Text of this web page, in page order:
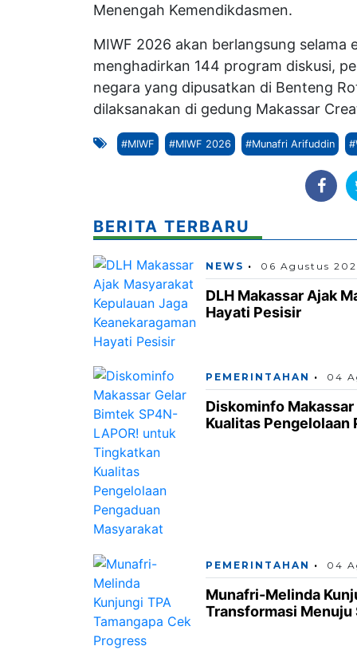
Menengah Kemendikdasmen.
MIWF 2026 akan berlangsung selama
menghadirkan 144 program diskusi,
negara yang dipusatkan di Benteng
dilaksanakan di gedung Makassar
#MIWF #MIWF 2026 #Munafri Arifuddin
BERITA TERBARU
NEWS 06 Agustus
DLH Makassar Ajak
Hayati Pesisir
PEMERINTAHAN 04
Diskominfo
Kualitas Pengelolaan
PEMERINTAHAN 04
Munafri-Melinda
Transformasi